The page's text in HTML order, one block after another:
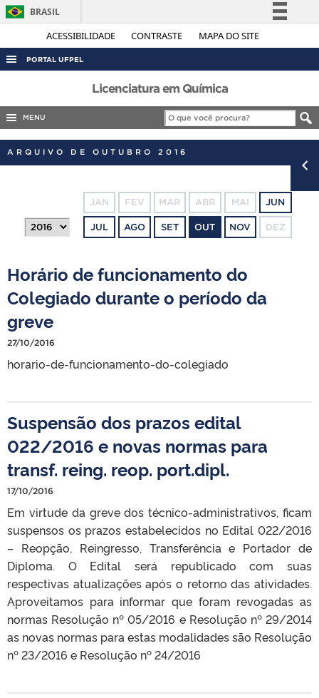
ACESSIBILIDADE CONTRASTE MAPA DO SITE
BRASIL
Simplifique!
Legislação
Canais
PORTAL UFPEL
ACESSO À INFORMAÇÃO
AUDITORIA
CONCURSOS
OUVIDORIA
TELEFONES
Licenciatura em Química
MENU
ARQUIVO DE OUTUBRO 2016
JAN FEV MAR ABR MAI JUN
JUL AGO SET OUT NOV DEZ
Horário de funcionamento do
Colegiado durante o período da
greve
27/10/2016
horario-de-funcionamento-do-colegiado
Suspensão dos prazos edital
022/2016 e novas normas para
transf. reing. reop. port.dipl.
17/10/2016
Em virtude da greve dos técnico-administrativos, ficam
suspensos os prazos estabelecidos no Edital 022/2016
– Reopção, Reingresso, Transferência e Portador de
Diploma. O Edital será republicado com suas
respectivas atualizações após o retorno das atividades.
Aproveitamos para informar que foram revogadas as
normas Resolução nº 05/2016 e Resolução nº 29/2014
as novas normas para estas modalidades são Resolução
nº 23/2016 e Resolução nº 24/2016